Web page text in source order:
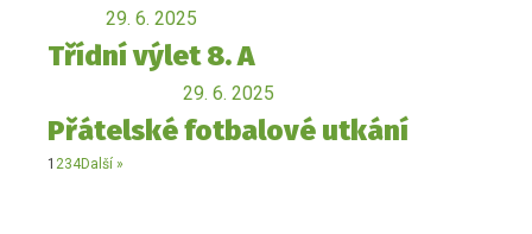
29. 6. 2025
Třídní výlet 8. A
29. 6. 2025
Přátelské fotbalové utkání
1 234Další »